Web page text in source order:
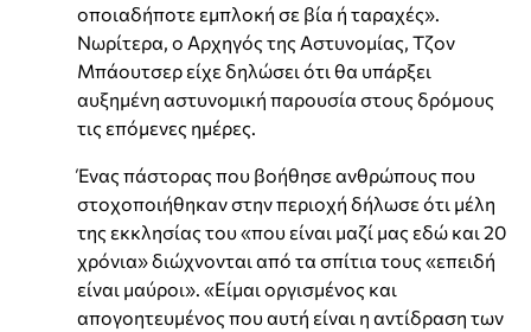
οποιαδήποτε εμπλοκή σε βία ή ταραχές».
Νωρίτερα, ο Αρχηγός της Αστυνομίας, Τζον
Μπάουτσερ είχε δηλώσει ότι θα υπάρξει
αυξημένη αστυνομική παρουσία στους δρόμους
τις επόμενες ημέρες.
Ένας πάστορας που βοήθησε ανθρώπους που
στοχοποιήθηκαν στην περιοχή δήλωσε ότι μέλη
της εκκλησίας του «που είναι μαζί μας εδώ και 20
χρόνια» διώχνονται από τα σπίτια τους «επειδή
είναι μαύροι». «Είμαι οργισμένος και
απογοητευμένος που αυτή είναι η αντίδραση των